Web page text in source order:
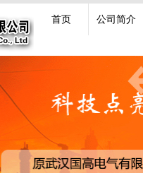
首页 公司简介